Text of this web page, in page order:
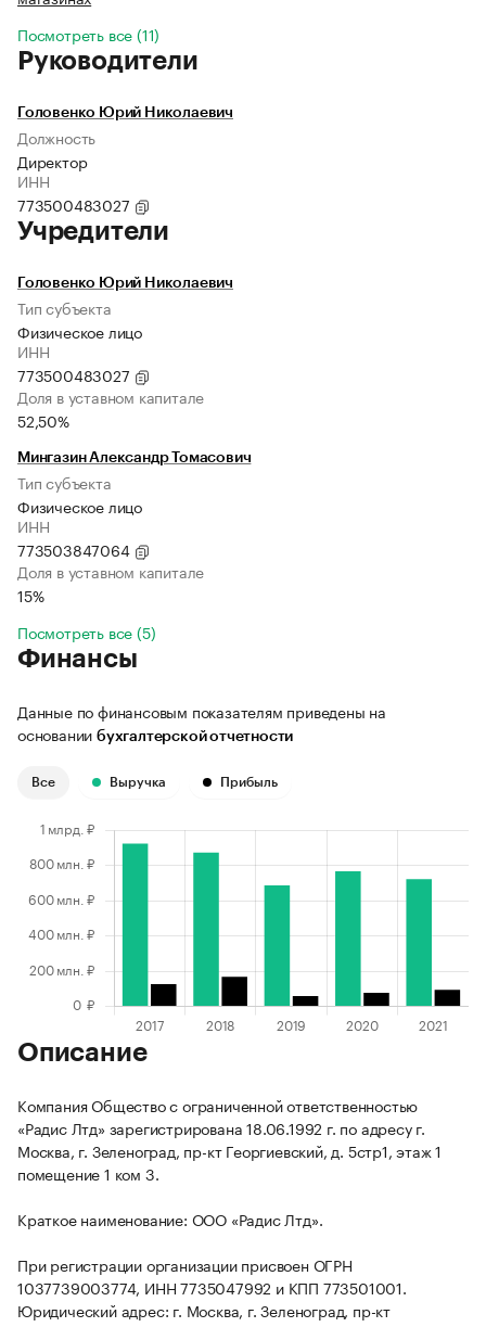
Посмотреть все (11)
Руководители
Головенко Юрий Николаевич
Должность
Директор
ИНН
773500483027
Учредители
Головенко Юрий Николаевич
Тип субъекта
Физическое лицо
ИНН
773500483027
Доля в уставном капитале
52,50%
Мингазин Александр Томасович
Тип субъекта
Физическое лицо
ИНН
773503847064
Доля в уставном капитале
15%
Посмотреть все (5)
Финансы
Данные по финансовым показателям приведены на
основании бухгалтерской отчетности
Все Выручка Прибыль
Описание
Компания Общество с ограниченной ответственностью
«Радис Лтд» зарегистрирована 18.06.1992 г. по адресу г.
Москва, г. Зеленоград, пр-кт Георгиевский, д. 5стр1, этаж 1
помещение 1 ком 3.
Краткое наименование: ООО «Радис Лтд».
При регистрации организации присвоен ОГРН
1037739003774, ИНН 7735047992 и КПП 773501001.
Юридический адрес: г. Москва, г. Зеленоград, пр-кт